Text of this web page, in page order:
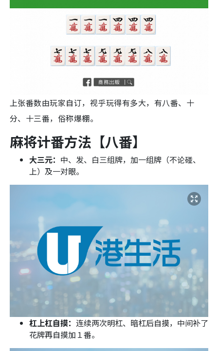
上张番数由玩家自订，视乎玩得有多大，有八番、十
分、十三番，俗称爆棚。
麻将计番方法【八番】
大三元： 中、发、白三组牌，加一组牌（不论碰、
上）及一对眼。
杠上杠自摸： 连续两次明杠、暗杠后自摸，中间补了
花牌再自摸加１番。